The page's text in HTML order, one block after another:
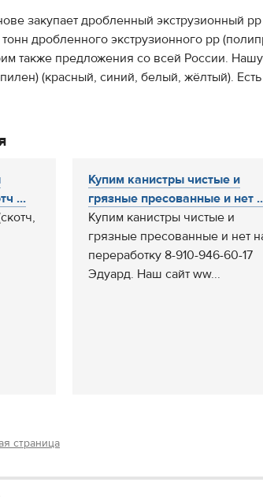
закупает дробленный экструзионный
дробленного экструзионного pp
также предложения со всей России.
(красный, синий, белый, жёлтый).
...
Купим канистры чистые и
грязные пресованные и нет
Купим канистры чистые и
грязные пресованные и нет
переработку 8-910-946-60-17
Эдуард. Наш сайт ww...
страница